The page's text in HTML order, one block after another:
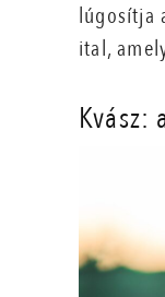
lúgosítja
ital,
Kvász: